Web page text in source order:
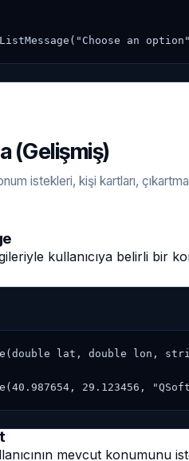
an
(Gelişmiş)
istekleri, kişi kartları,
kullanıcıya belirli bir
lat, double lon,
29.123456,
mevcut konumunu